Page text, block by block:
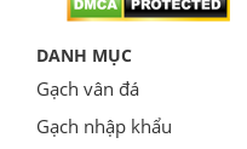
DANH MỤC
Gạch vân đá
Gạch nhập khẩu